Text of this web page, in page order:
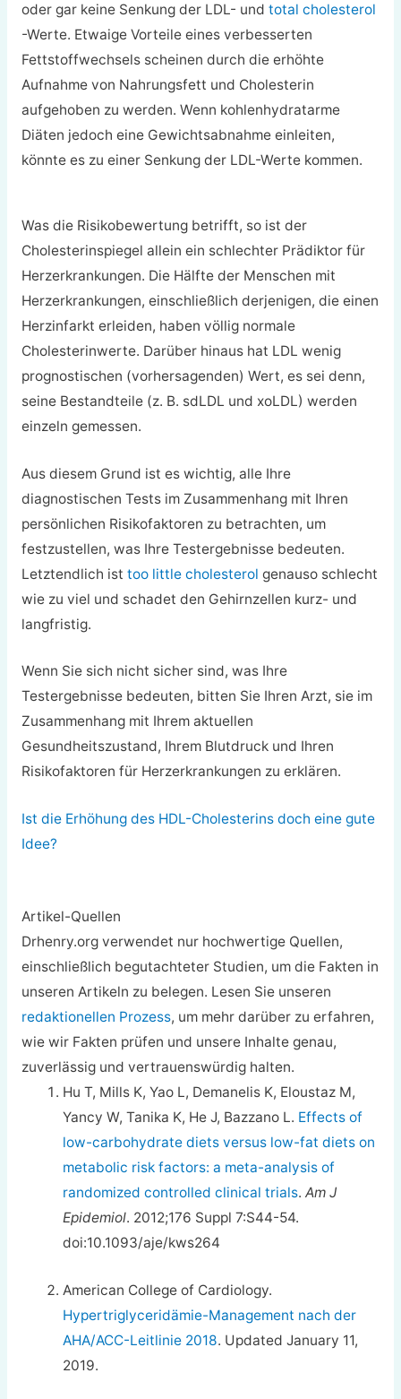
oder gar keine Senkung der LDL- und total cholesterol
-Werte. Etwaige Vorteile eines verbesserten
Fettstoffwechsels scheinen durch die erhöhte
Aufnahme von Nahrungsfett und Cholesterin
aufgehoben zu werden. Wenn kohlenhydratarme
Diäten jedoch eine Gewichtsabnahme einleiten,
könnte es zu einer Senkung der LDL-Werte kommen.
Was die Risikobewertung betrifft, so ist der
Cholesterinspiegel allein ein schlechter Prädiktor für
Herzerkrankungen. Die Hälfte der Menschen mit
Herzerkrankungen, einschließlich derjenigen, die einen
Herzinfarkt erleiden, haben völlig normale
Cholesterinwerte. Darüber hinaus hat LDL wenig
prognostischen (vorhersagenden) Wert, es sei denn,
seine Bestandteile (z. B. sdLDL und xoLDL) werden
einzeln gemessen.
Aus diesem Grund ist es wichtig, alle Ihre
diagnostischen Tests im Zusammenhang mit Ihren
persönlichen Risikofaktoren zu betrachten, um
festzustellen, was Ihre Testergebnisse bedeuten.
Letztendlich ist too little cholesterol genauso schlecht
wie zu viel und schadet den Gehirnzellen kurz- und
langfristig.
Wenn Sie sich nicht sicher sind, was Ihre
Testergebnisse bedeuten, bitten Sie Ihren Arzt, sie im
Zusammenhang mit Ihrem aktuellen
Gesundheitszustand, Ihrem Blutdruck und Ihren
Risikofaktoren für Herzerkrankungen zu erklären.
Ist die Erhöhung des HDL-Cholesterins doch eine gute
Idee?
Artikel-Quellen
Drhenry.org verwendet nur hochwertige Quellen,
einschließlich begutachteter Studien, um die Fakten in
unseren Artikeln zu belegen. Lesen Sie unseren
redaktionellen Prozess, um mehr darüber zu erfahren,
wie wir Fakten prüfen und unsere Inhalte genau,
zuverlässig und vertrauenswürdig halten.
Hu T, Mills K, Yao L, Demanelis K, Eloustaz M,
Yancy W, Tanika K, He J, Bazzano L. Effects of
low-carbohydrate diets versus low-fat diets on
metabolic risk factors: a meta-analysis of
randomized controlled clinical trials.Am J
Epidemiol. 2012;176 Suppl 7:S44-54.
doi:10.1093/aje/kws264
American College of Cardiology.
Hypertriglyceridämie-Management nach der
AHA/ACC-Leitlinie 2018. Updated January 11,
2019.